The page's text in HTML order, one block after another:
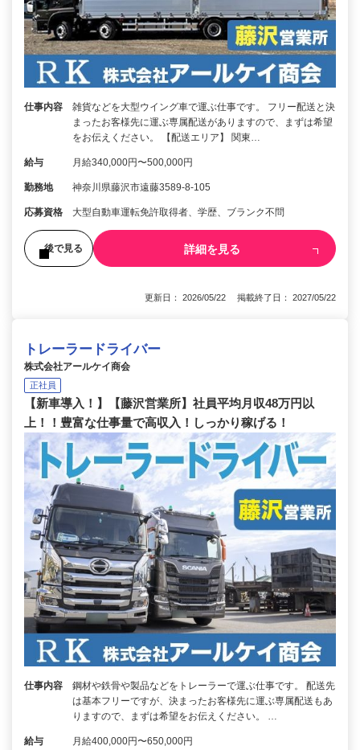
仕事内容
雑貨などを大型ウイング車で運ぶ仕事です。 フリー配送と決
まったお客様先に運ぶ専属配送がありますので、まずは希望
をお伝えください。 【配送エリア】 関東…
給与 月給340,000円〜500,000円
勤務地 神奈川県藤沢市遠藤3589-8-105
応募資格 大型自動車運転免許取得者、学歴、ブランク不問
後で見る 詳細を見る
更新日： 2026/05/22 掲載終了日： 2027/05/22
トレーラードライバー
株式会社アールケイ商会
正社員
【新車導入！】【藤沢営業所】社員平均月収48万円以
上！！豊富な仕事量で高収入！しっかり稼げる！
仕事内容
鋼材や鉄骨や製品などをトレーラーで運ぶ仕事です。 配送先
は基本フリーですが、決まったお客様先に運ぶ専属配送もあ
りますので、まずは希望をお伝えください。 …
給与 月給400,000円〜650,000円